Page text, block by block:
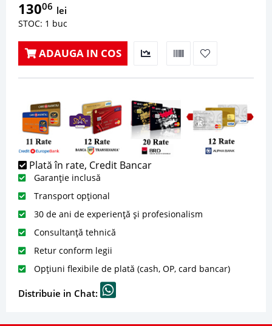
13006 lei
STOC: 1 buc
ADAUGA IN COS
Plată în rate, Credit Bancar
Garanție inclusă
Transport opțional
30 de ani de experiență și profesionalism
Consultanță tehnică
Retur conform legii
Opțiuni flexibile de plată (cash, OP, card bancar)
Distribuie in Chat: